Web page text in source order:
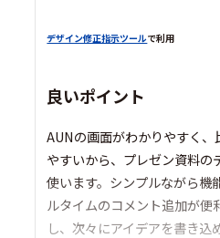
デザイン修正指示ツールで利用
良いポイント
AUNの画面がわかりやすく
やすいから、プレゼン資料の
使います。シンプルながら機
ルタイムのコメント追加が便
し、次々にアイデアを書き込